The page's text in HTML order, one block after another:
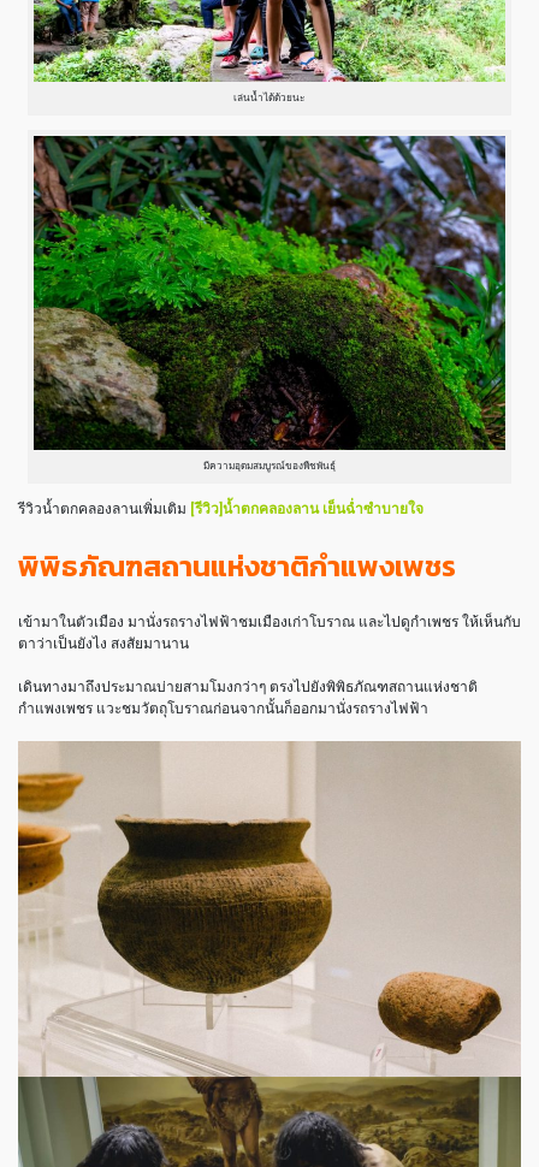
เล่นน้ำได้ด้วยนะ
มีความอุดมสมบูรณ์ของพืชพันธ์ุ
รีวิวน้ำตกคลองลานเพิ่มเติม [รีวิว]น้ำตกคลองลาน เย็นฉ่ำซำบายใจ
พิพิธภัณฑสถานแห่งชาติกำแพงเพชร
เข้ามาในตัวเมือง มานั่งรถรางไฟฟ้าชมเมืองเก่าโบราณ และไปดูกำเพชร ให้เห็นกับ
ตาว่าเป็นยังไง สงสัยมานาน
เดินทางมาถึงประมาณบ่ายสามโมงกว่าๆ ตรงไปยังพิพิธภัณฑสถานแห่งชาติ
กำแพงเพชร แวะชมวัตถุโบราณก่อนจากนั้นก็ออกมานั่งรถรางไฟฟ้า